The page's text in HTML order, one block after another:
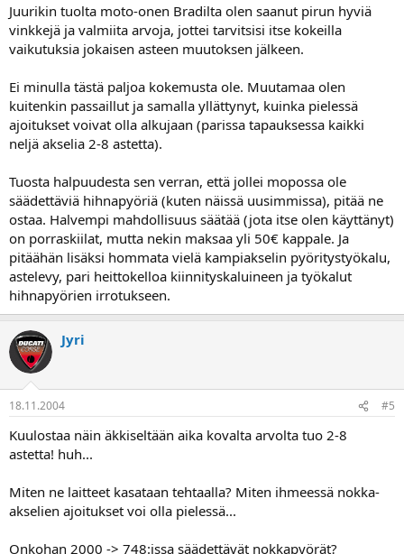
Juurikin tuolta moto-onen Bradilta olen saanut pirun hyviä
vinkkejä ja valmiita arvoja, jottei tarvitsisi itse kokeilla
vaikutuksia jokaisen asteen muutoksen jälkeen.
Ei minulla tästä paljoa kokemusta ole. Muutamaa olen
kuitenkin passaillut ja samalla yllättynyt, kuinka pielessä
ajoitukset voivat olla alkujaan (parissa tapauksessa kaikki
neljä akselia 2-8 astetta).
Tuosta halpuudesta sen verran, että jollei mopossa ole
säädettäviä hihnapyöriä (kuten näissä uusimmissa), pitää ne
ostaa. Halvempi mahdollisuus säätää (jota itse olen käyttänyt)
on porraskiilat, mutta nekin maksaa yli 50€ kappale. Ja
pitäähän lisäksi hommata vielä kampiakselin pyöritystyökalu,
astelevy, pari heittokelloa kiinnityskaluineen ja työkalut
hihnapyörien irrotukseen.
Jyri
18.11.2004 #5
Kuulostaa näin äkkiseltään aika kovalta arvolta tuo 2-8
astetta! huh...
Miten ne laitteet kasataan tehtaalla? Miten ihmeessä nokka-
akselien ajoitukset voi olla pielessä...
Onkohan 2000 -> 748:issa säädettävät nokkapyörät?